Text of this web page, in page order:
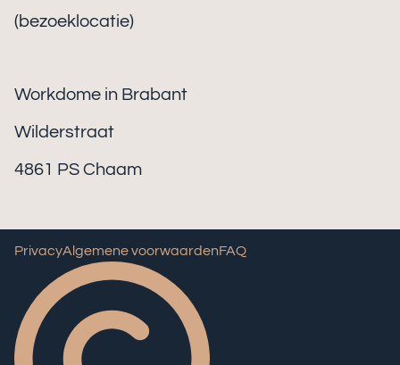
(bezoeklocatie)
Workdome in Brabant
Wilderstraat
4861 PS Chaam
PrivacyAlgemene voorwaardenFAQ